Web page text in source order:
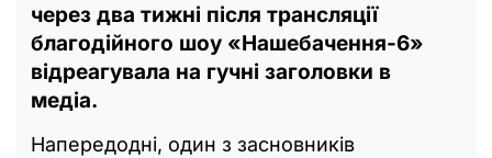
через два тижні після трансляції
благодійного шоу «Нашебачення-6»
відреагувала на гучні заголовки в
медіа.
Напередодні, один з засновників